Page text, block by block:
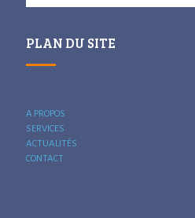
PLAN DU SITE
A PROPOS
SERVICES
ACTUALITÉS
CONTACT